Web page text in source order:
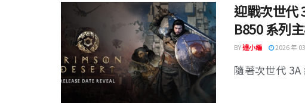
迎戰次世代
B850 系列
BY達小編 2026 年
隨著次世代